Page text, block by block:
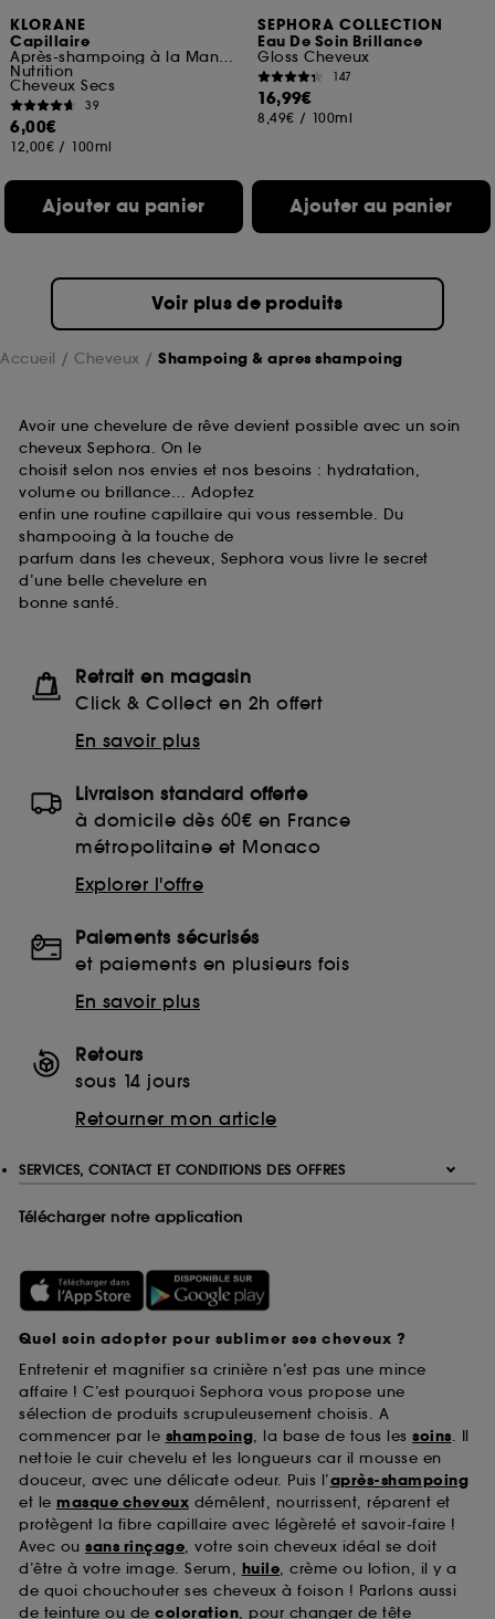
KLORANE
Capillaire
Après-shampoing à la Mangue
Nutrition
Cheveux Secs
39
6,00€
12,00€ / 100ml
Ajouter au panier
SEPHORA COLLECTION
Eau De Soin Brillance
Gloss Cheveux
147
16,99€
8,49€ / 100ml
Ajouter au panier
Voir plus de produits
Accueil Cheveux Shampoing & apres shampoing
Avoir une chevelure de rêve devient possible avec un soin
cheveux Sephora. On le
choisit selon nos envies et nos besoins : hydratation,
volume ou brillance… Adoptez
enfin une routine capillaire qui vous ressemble. Du
shampooing à la touche de
parfum dans les cheveux, Sephora vous livre le secret
d’une belle chevelure en
bonne santé.
Retrait en magasin
Click & Collect en 2h offert
En savoir plus
Livraison standard offerte
à domicile dès 60€ en France
métropolitaine et Monaco
Explorer l'offre
Paiements sécurisés
et paiements en plusieurs fois
En savoir plus
Retours
sous 14 jours
Retourner mon article
SERVICES, CONTACT ET CONDITIONS DES OFFRES
Télécharger notre application
Quel soin adopter pour sublimer ses cheveux ?
Entretenir et magnifier sa crinière n’est pas une mince
affaire ! C’est pourquoi Sephora vous propose une
sélection de produits scrupuleusement choisis. A
commencer par le shampoing, la base de tous les soins. Il
nettoie le cuir chevelu et les longueurs car il mousse en
douceur, avec une délicate odeur. Puis l’après-shampoing
et le masque cheveux démêlent, nourrissent, réparent et
protègent la fibre capillaire avec légèreté et savoir-faire !
Avec ou sans rinçage, votre soin cheveux idéal se doit
d’être à votre image. Serum, huile, crème ou lotion, il y a
de quoi chouchouter ses cheveux à foison ! Parlons aussi
de teinture ou de coloration, pour changer de tête